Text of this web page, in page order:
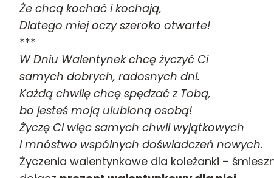
Że chcą kochać i kochają,
Dlatego miej oczy szeroko otwarte!
***
W Dniu Walentynek chcę życzyć Ci
samych dobrych, radosnych dni.
Każdą chwilę chcę spędzać z Tobą,
bo jesteś moją ulubioną osobą!
Życzę Ci więc samych chwil wyjątkowych
i mnóstwo wspólnych doświadczeń nowych.
Życzenia walentynkowe dla koleżanki –